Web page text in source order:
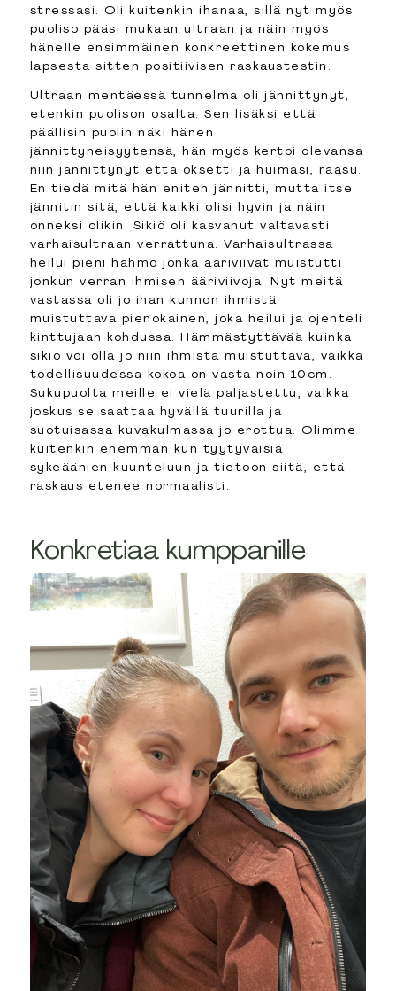
stressasi. Oli kuitenkin ihanaa, sillä nyt myös
puoliso pääsi mukaan ultraan ja näin myös
hänelle ensimmäinen konkreettinen kokemus
lapsesta sitten positiivisen raskaustestin.
Ultraan mentäessä tunnelma oli jännittynyt,
etenkin puolison osalta. Sen lisäksi että
päällisin puolin näki hänen
jännittyneisyytensä, hän myös kertoi olevansa
niin jännittynyt että oksetti ja huimasi, raasu.
En tiedä mitä hän eniten jännitti, mutta itse
jännitin sitä, että kaikki olisi hyvin ja näin
onneksi olikin. Sikiö oli kasvanut valtavasti
varhaisultraan verrattuna. Varhaisultrassa
heilui pieni hahmo jonka ääriviivat muistutti
jonkun verran ihmisen ääriviivoja. Nyt meitä
vastassa oli jo ihan kunnon ihmistä
muistuttava pienokainen, joka heilui ja ojenteli
kinttujaan kohdussa. Hämmästyttävää kuinka
sikiö voi olla jo niin ihmistä muistuttava, vaikka
todellisuudessa kokoa on vasta noin 10cm.
Sukupuolta meille ei vielä paljastettu, vaikka
joskus se saattaa hyvällä tuurilla ja
suotuisassa kuvakulmassa jo erottua. Olimme
kuitenkin enemmän kun tyytyväisiä
sykeäänien kuunteluun ja tietoon siitä, että
raskaus etenee normaalisti.
Konkretiaa kumppanille